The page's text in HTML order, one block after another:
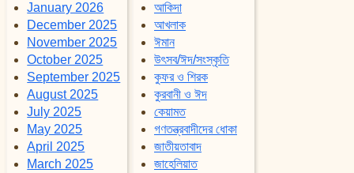
January 2026
December 2025
November 2025
October 2025
September 2025
August 2025
July 2025
May 2025
April 2025
March 2025
আকিদা
আখলাক
ঈমান
উৎসব/ঈদ/সংস্কৃতি
কুফর ও শিরক
কুরবানী ও ঈদ
কেয়ামত
গণতন্ত্রবাদীদের ধোকা
জাতীয়তাবাদ
জাহেলিয়াত